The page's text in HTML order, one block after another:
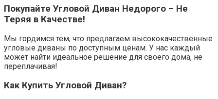
Покупайте Угловой Диван Недорого – Не
Теряя в Качестве!
Мы гордимся тем, что предлагаем высококачественные
угловые диваны по доступным ценам. У нас каждый
может найти идеальное решение для своего дома, не
переплачивая!
Как Купить Угловой Диван?